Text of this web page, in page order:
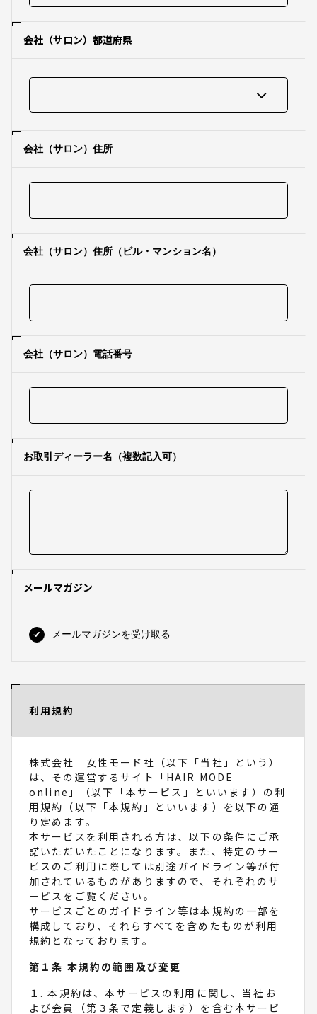
会社（サロン）都道府県
会社（サロン）住所
会社（サロン）住所（ビル・マンション名）
会社（サロン）電話番号
お取引ディーラー名（複数記入可）
メールマガジン
メールマガジンを受け取る
利用規約
株式会社 女性モード社（以下「当社」という）
は、その運営するサイト「HAIR MODE
online」（以下「本サービス」といいます）の利
用規約（以下「本規約」といいます）を以下の通
り定めます。
本サービスを利用される方は、以下の条件にご承
諾いただいたことになります。また、特定のサー
ビスのご利用に際しては別途ガイドライン等が付
加されているものがありますので、それぞれのサ
ービスをご覧ください。
サービスごとのガイドライン等は本規約の一部を
構成しており、それらすべてを含めたものが利用
規約となっております。
第１条 本規約の範囲及び変更
１. 本規約は、本サービスの利用に関し、当社お
よび会員（第３条で定義します）を含む本サービ